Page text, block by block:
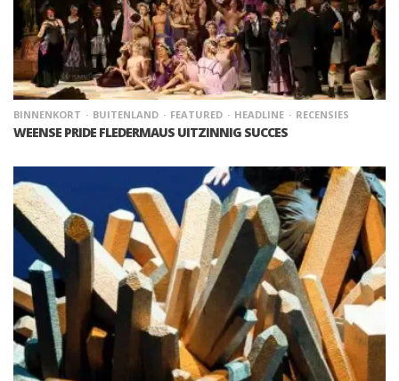
BINNENKORT BUITENLAND FEATURED HEADLINE RECENSIES
WEENSE PRIDE FLEDERMAUS UITZINNIG SUCCES